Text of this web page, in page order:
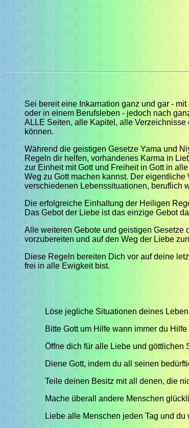
Sei bereit eine Inkarnation ganz und gar -
oder in einem Berufsleben - jedoch nach
ALLE Seiten, alle Kapitel, alle
können.
Während die geistigen Gesetze Yama und
Regeln dir helfen, vorhandenes Karma in
zur Einheit mit Gott und Freiheit in Gott in
Weg zu Gott machen kannst. Der
verschiedenen Lebenssituationen, beruflich
Die erfolgreiche Einhaltung der Heiligen
Das Gebot der Liebe ist das einzige Gebot
Alle weiteren Gebote und geistigen Gesetze
vorzubereiten und auf den Weg der Liebe
Diese Regeln bereiten Dich vor auf deine
frei in alle Ewigkeit bist.
Löse jegliche Situationen deines
Bitte Gott um Hilfe wann immer du
Öffne dich für alle Liebe und göttlichen
Diene Gott, indem du all seinen
Teile deinen Besitz mit all denen, die
Mache überall andere Menschen
Liebe alle Menschen jeden Tag und